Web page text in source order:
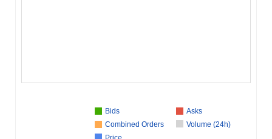
Bids
Asks
Combined Orders
Volume (24h)